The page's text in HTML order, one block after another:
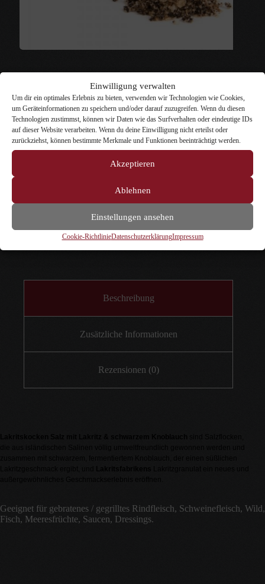
Einwilligung verwalten
Um dir ein optimales Erlebnis zu bieten, verwenden wir Technologien wie Cookies,
um Geräteinformationen zu speichern und/oder darauf zuzugreifen. Wenn du diesen
Technologien zustimmst, können wir Daten wie das Surfverhalten oder eindeutige IDs
auf dieser Website verarbeiten. Wenn du deine Einwilligung nicht erteilst oder
zurückziehst, können bestimmte Merkmale und Funktionen beeinträchtigt werden.
Akzeptieren
Ablehnen
Einstellungen ansehen
Cookie-RichtlinieDatenschutzerklärungImpressum
Lakritskocken Salz mit Lakritz & schwarzem Knoblauch 75g
8,49€ inkl. MwSt.
inkl. 7 % MwSt. zzgl.Versandkosten
Zutaten: Meersalz, Lakritzgranulat, Knoblauch.
Nicht vorrätig
Kategorien:Dosen-Lakritz
Lakritz,Gesalzenes Lakritz,Lakritz für die Küche,Lakritz-
Beschreibung
Zusätzliche Informationen
Rezensionen (0)
Geeignet für gebratenes / gegrilltes Rindfleisch, Schweinefleisch, Wild,
Fisch, Meeresfrüchte, Saucen, Dressings.